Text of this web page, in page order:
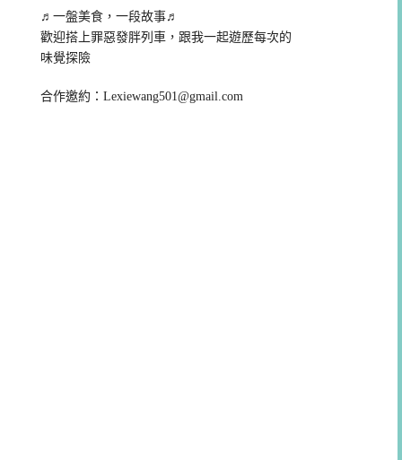
♬一盤美食，一段故事♬
歡迎搭上罪惡發胖列車，跟我一起遊歷每次的
味覺探險
合作邀約：Lexiewang501@gmail.com